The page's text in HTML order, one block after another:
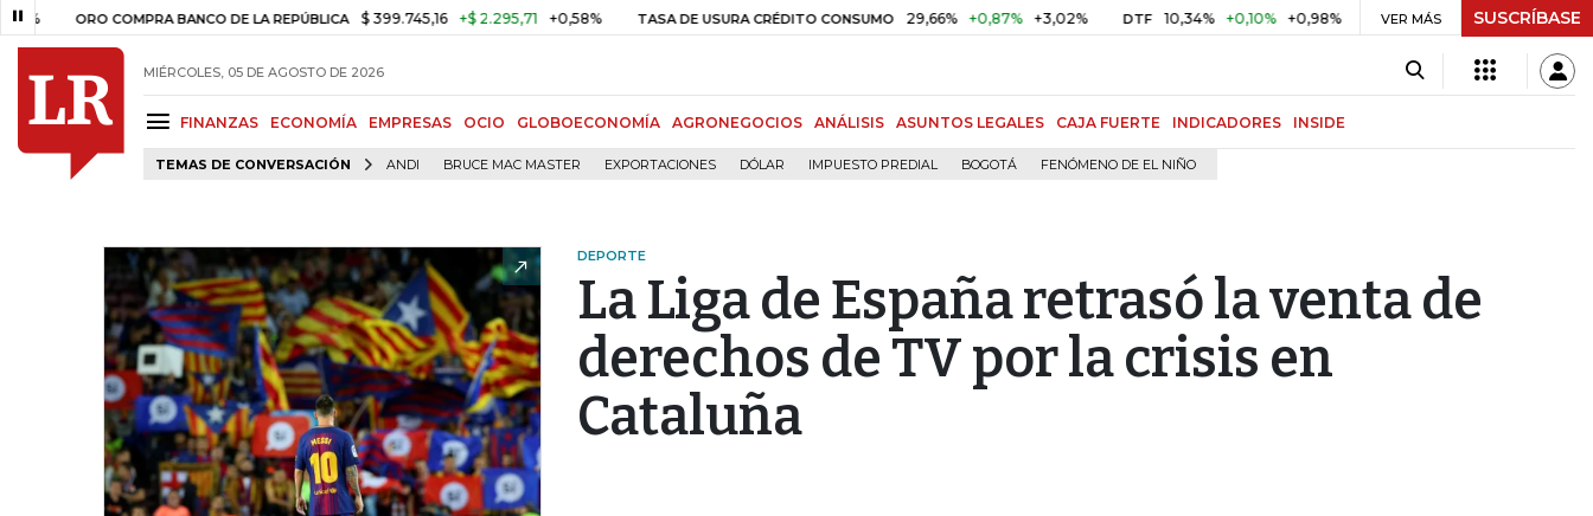
ORO COMPRA BANCO DE LA REPÚBLICA $ 399.745,16 +$ 2.295,71 +0,58% TASA DE USURA CRÉDITO CONSUMO 29,66% +0,87% +3,02% DTF 10,34% +0,10% +0,98% UVR $ 416,86 +$ 0,05 +0,01%
VER MÁS SUSCRÍBASE
MIÉRCOLES, 05 DE AGOSTO DE 2026
FINANZAS ECONOMÍA EMPRESAS OCIO GLOBOECONOMÍA AGRONEGOCIOS ANÁLISIS ASUNTOS LEGALES CAJA FUERTE INDICADORES INSIDE
TEMAS DE CONVERSACIÓN ANDI BRUCE MAC MASTER EXPORTACIONES DÓLAR IMPUESTO PREDIAL BOGOTÁ FENÓMENO DE EL NIÑO
DEPORTE
La Liga de España retrasó la venta de
derechos de TV por la crisis en
Cataluña